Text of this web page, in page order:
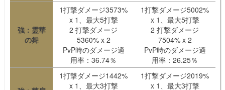
強：霊華
の舞
1打撃ダメージ3573%
x 1、最大5打撃
2 打撃ダメージ
5360% x 2
PvP時のダメージ適
用率：36.74％
1打撃ダメージ5002%
x 1、最大5打撃
2 打撃ダメージ
7504% x 2
PvP時のダメージ適
用率：26.25％
1打撃ダメージ1442%
x 1、最大3打撃
1打撃ダメージ2019%
x 1、最大3打撃